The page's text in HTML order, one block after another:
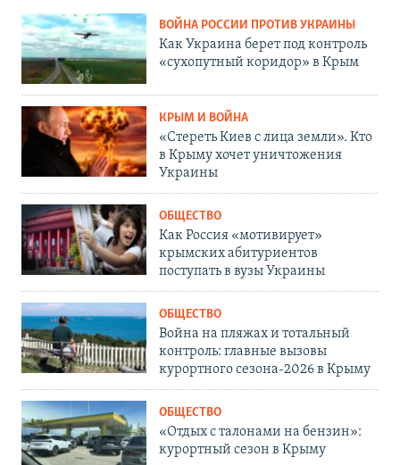
ВОЙНА РОССИИ ПРОТИВ УКРАИНЫ
Как Украина берет под контроль
«сухопутный коридор» в Крым
КРЫМ И ВОЙНА
«Стереть Киев с лица земли». Кто
в Крыму хочет уничтожения
Украины
ОБЩЕСТВО
Как Россия «мотивирует»
крымских абитуриентов
поступать в вузы Украины
ОБЩЕСТВО
Война на пляжах и тотальный
контроль: главные вызовы
курортного сезона-2026 в Крыму
ОБЩЕСТВО
«Отдых с талонами на бензин»:
курортный сезон в Крыму